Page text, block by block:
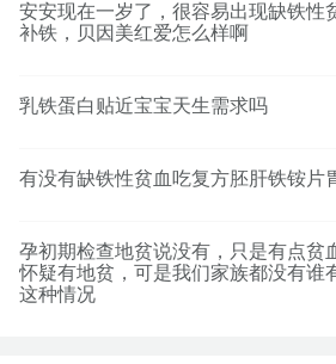
安安现在一岁了，很容易出现缺铁性
补铁，贝因美红爱怎么样啊
乳铁蛋白贴近宝宝天生需求吗
有没有缺铁性贫血吃复方胚肝铁铵片
孕初期检查地贫说没有，只是有点贫
怀疑有地贫，可是我们家族都没有谁
这种情况